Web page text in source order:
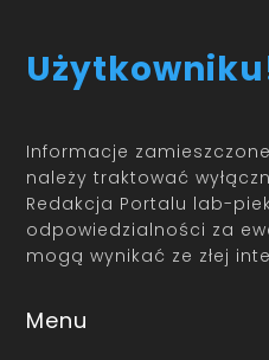
Informacje
należy traktować
Redakcja Portalu lab-
odpowiedzialności za
mogą wynikać ze złej
Menu